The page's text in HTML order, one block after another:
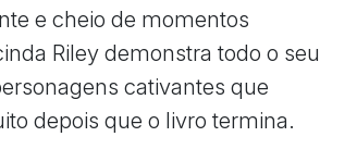
e cheio de momentos
Riley demonstra todo o seu
cativantes que
depois que o livro termina.